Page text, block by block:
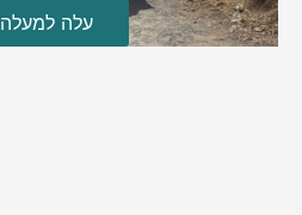
עלה למעלה